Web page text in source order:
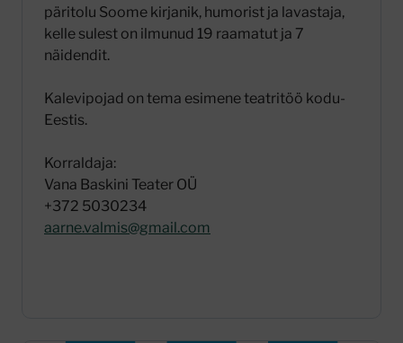
päritolu Soome kirjanik, humorist ja lavastaja,
kelle sulest on ilmunud 19 raamatut ja 7
näidendit.
Kalevipojad on tema esimene teatritöö kodu-
Eestis.
Korraldaja:
Vana Baskini Teater OÜ
+372 5030234
aarne.valmis@gmail.com